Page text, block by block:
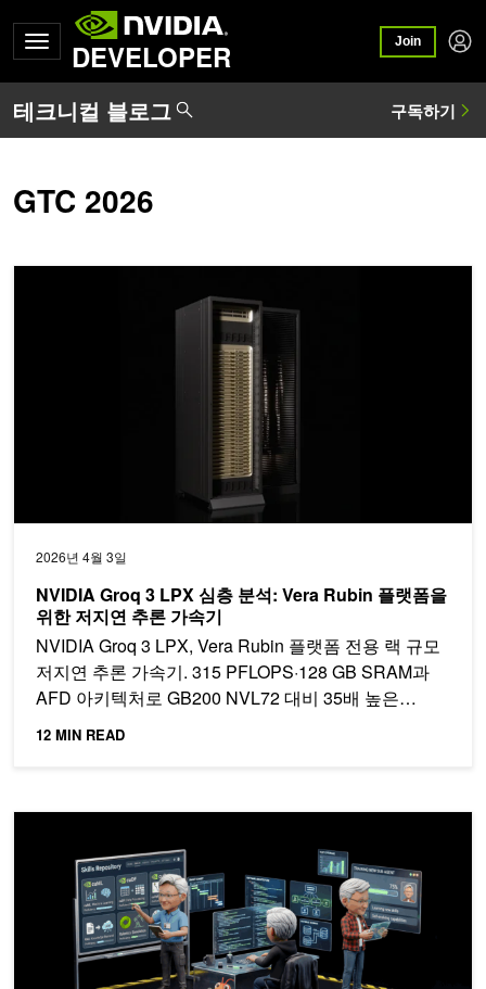
DEVELOPER Join
GTC 2026
2026년 4월 3일
NVIDIA Groq 3 LPX 심층 분석: Vera Rubin 플랫폼을
위한 저지연 추론 가속기
NVIDIA Groq 3 LPX, Vera Rubin 플랫폼 전용 랙 규모
저지연 추론 가속기. 315 PFLOPS·128 GB SRAM과
AFD 아키텍처로 GB200 NVL72 대비 35배 높은
12 MIN READ
NVIDIA AI-Q 및 LangChain을 활용한 기업용 검색 딥 에이전트 구